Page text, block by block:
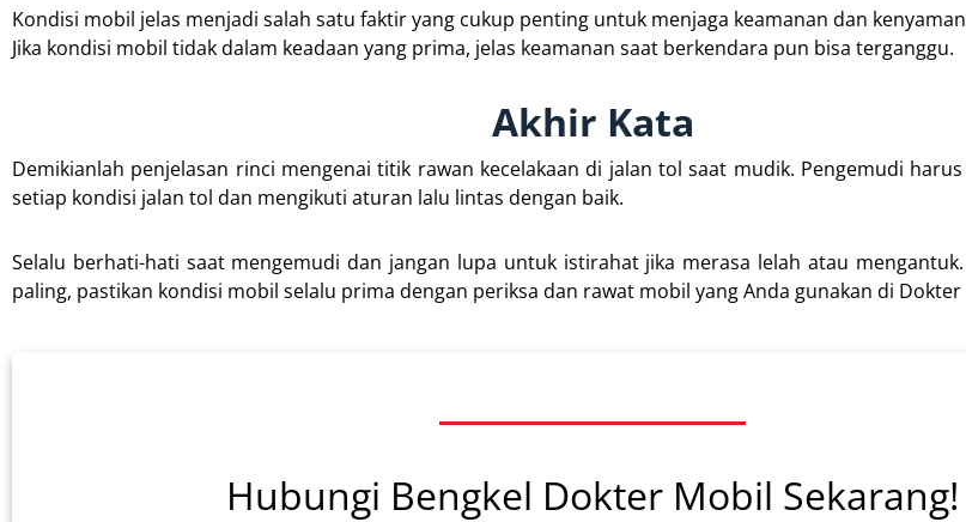
Kondisi mobil jelas menjadi salah satu faktir yang cukup penting untuk menjaga keamanan dan
Jika kondisi mobil tidak dalam keadaan yang prima, jelas keamanan saat berkendara pun bisa terganggu.
Akhir Kata
Demikianlah penjelasan rinci mengenai titik rawan kecelakaan di jalan tol saat mudik. Pengemudi
setiap kondisi jalan tol dan mengikuti aturan lalu lintas dengan baik.
Selalu berhati-hati saat mengemudi dan jangan lupa untuk istirahat jika merasa lelah atau
paling, pastikan kondisi mobil selalu prima dengan periksa dan rawat mobil yang Anda gunakan di Dokter
Hubungi Bengkel Dokter Mobil Sekarang!